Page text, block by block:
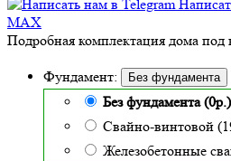
MAX
Подробная комплектация дома под
Фундамент: Без фундамента
Без фундамента (0р.)
Свайно-винтовой
Железобетонные